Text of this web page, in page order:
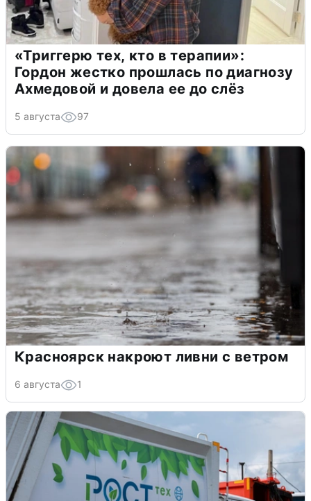
«Триггерю тех, кто в терапии»:
Гордон жестко прошлась по диагнозу
Ахмедовой и довела ее до слёз
5 августа 97
Красноярск накроют ливни с ветром
6 августа 1